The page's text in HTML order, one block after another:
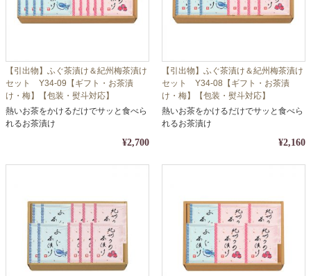
【引出物】ふぐ茶漬け＆紀州梅茶漬け
セット Y34-09【ギフト・お茶漬
け・梅】【包装・熨斗対応】
熱いお茶をかけるだけでサッと食べら
れるお茶漬け
¥2,700
【引出物】ふぐ茶漬け＆紀州梅茶漬け
セット Y34-08【ギフト・お茶漬
け・梅】【包装・熨斗対応】
熱いお茶をかけるだけでサッと食べら
れるお茶漬け
¥2,160